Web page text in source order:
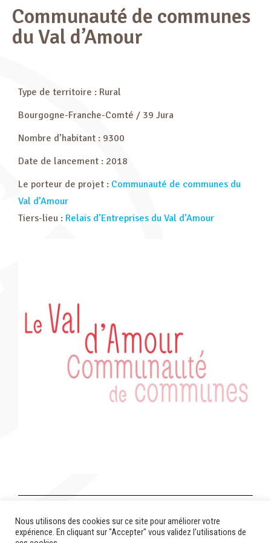
Communauté de communes
du Val d’Amour
Type de territoire : Rural
Bourgogne-Franche-Comté / 39 Jura
Nombre d’habitant : 9300
Date de lancement : 2018
Le porteur de projet : Communauté de communes du
Val d’Amour
Tiers-lieu : Relais d’Entreprises du Val d’Amour
pour la configuration d’un réseau de tiers-lieux.
Nous utilisons des cookies sur ce site pour améliorer votre
expérience. En cliquant sur "Accepter" vous validez l'utilisations de